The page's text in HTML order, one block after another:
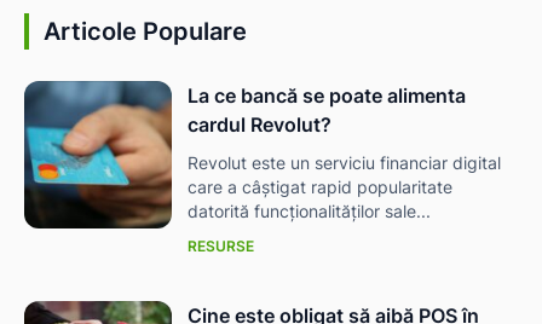
Articole Populare
La ce bancă se poate alimenta
cardul Revolut?
Revolut este un serviciu financiar digital
care a câștigat rapid popularitate
datorită funcționalităților sale...
RESURSE
Cine este obligat să aibă POS în